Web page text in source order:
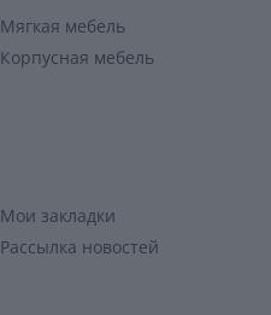
Мягкая мебель
Корпусная мебель
Мои закладки
Рассылка новостей